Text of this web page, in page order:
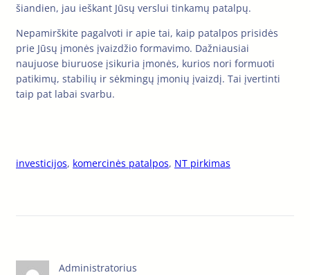
šiandien, jau ieškant Jūsų verslui tinkamų patalpų.
Nepamirškite pagalvoti ir apie tai, kaip patalpos prisidės
prie Jūsų įmonės įvaizdžio formavimo. Dažniausiai
naujuose biuruose įsikuria įmonės, kurios nori formuoti
patikimų, stabilių ir sėkmingų įmonių įvaizdį. Tai įvertinti
taip pat labai svarbu.
investicijos, komercinės patalpos, NT pirkimas
Administratorius